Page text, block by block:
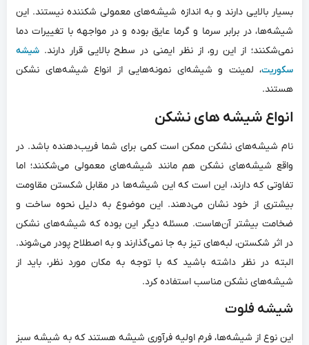
بسیار بالایی دارند و به اندازه‌ شیشه‌های معمولی شکننده نیستند. این
شیشه‌ها، در برابر سرما و گرما عایق بوده و در مواجهه با تغییرات دما
نمی‌شکنند؛ از این رو، از نظر ایمنی در سطح بالایی قرار دارند. شیشه
سکوریت، لمینت و شیشه‌ای نمونه‌هایی از انواع شیشه‌های نشکن
هستند.
انواع شیشه ‌های نشکن
نام شیشه‌های نشکن ممکن است کمی برای شما فریب‌دهنده باشد. در
واقع شیشه‌های نشکن هم مانند شیشه‌های معمولی می‌شکنند؛ اما
تفاوتی که دارند، این است که این شیشه‌ها در مقابل شکستن مقاومت
بیشتری از خود نشان می‌دهند. این موضوع به دلیل نحوه ساخت و
ضخامت بیشتر آن‌هاست. مسئله‌ دیگر این بوده که شیشه‌های نشکن
در اثر شکستن،‌ لبه‌های تیز به جا نمی‌گذارند و به اصطلاح پودر می‌شوند.
البته در نظر داشته باشید که با توجه به مکان مورد نظر، باید از
شیشه‌های نشکن مناسب استفاده کرد.
شیشه فلوت
این نوع از شیشه‌ها، فرم اولیه‌ فرآوری شیشه هستند که به شیشه سبز